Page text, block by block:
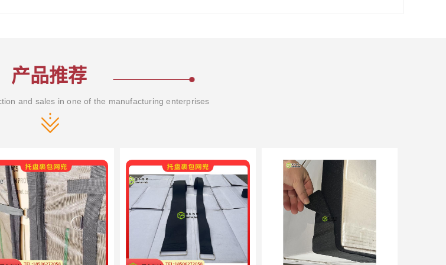
产品推荐
and sales in one of the manufacturing enterprises